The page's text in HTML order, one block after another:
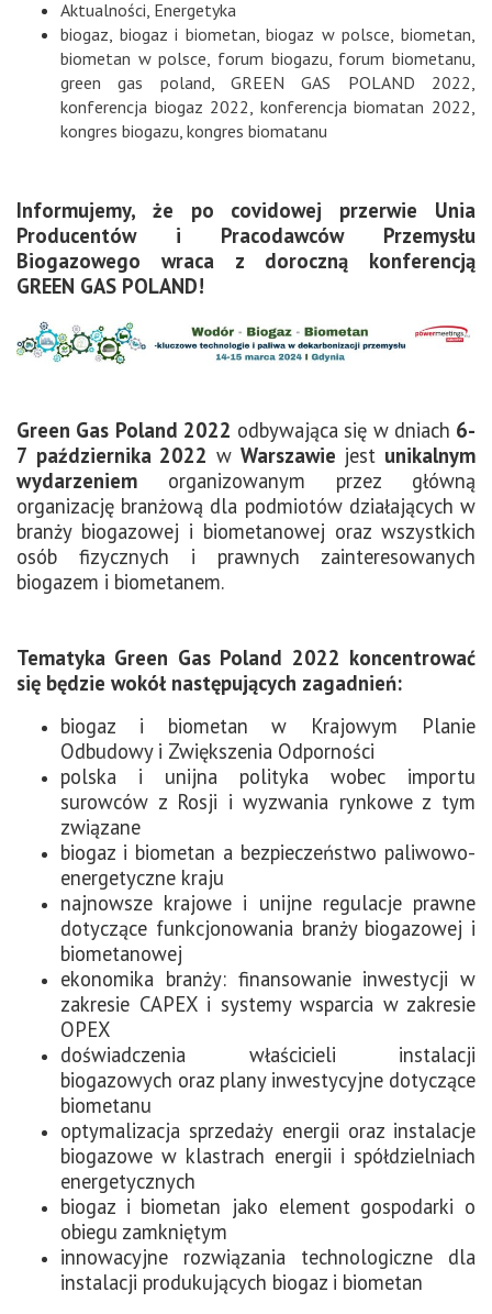
Aktualności, Energetyka
biogaz, biogaz i biometan,biogaz w polsce,biometan,
biometan w polsce, forum biogazu, forum biometanu,
green gas poland,GREEN GAS POLAND 2022,
konferencja biogaz 2022, konferencja biomatan 2022,
kongres biogazu, kongres biomatanu
Informujemy, że po covidowej przerwie Unia
Producentów i Pracodawców Przemysłu
Biogazowego wraca z doroczną konferencją
GREEN GAS POLAND!
Green Gas Poland 2022 odbywająca się w dniach 6-
7 października 2022 w Warszawie jest unikalnym
wydarzeniem organizowanym przez główną
organizację branżową dla podmiotów działających w
branży biogazowej i biometanowej oraz wszystkich
osób fizycznych i prawnych zainteresowanych
biogazem i biometanem.
Tematyka Green Gas Poland 2022 koncentrować
się będzie wokół następujących zagadnień:
biogaz i biometan w Krajowym Planie
Odbudowy i Zwiększenia Odporności
polska i unijna polityka wobec importu
surowców z Rosji i wyzwania rynkowe z tym
związane
biogaz i biometan a bezpieczeństwo paliwowo-
energetyczne kraju
najnowsze krajowe i unijne regulacje prawne
dotyczące funkcjonowania branży biogazowej i
biometanowej
ekonomika branży: finansowanie inwestycji w
zakresie CAPEX i systemy wsparcia w zakresie
OPEX
doświadczenia właścicieli instalacji
biogazowych oraz plany inwestycyjne dotyczące
biometanu
optymalizacja sprzedaży energii oraz instalacje
biogazowe w klastrach energii i spółdzielniach
energetycznych
biogaz i biometan jako element gospodarki o
obiegu zamkniętym
innowacyjne rozwiązania technologiczne dla
instalacji produkujących biogaz i biometan